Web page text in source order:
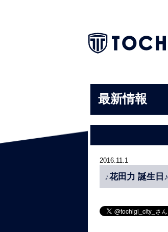
最新情報
2016.11.1
♪花田力 誕生日♪